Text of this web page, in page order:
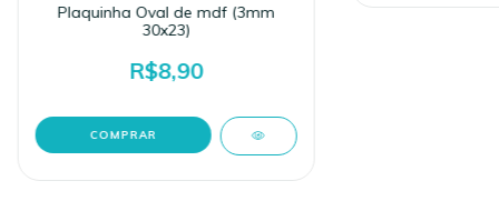
Plaquinha Oval de mdf (3mm
30x23)
R$8,90